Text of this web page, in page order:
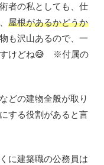
者の私としても、仕
屋根があるかどうか
も沢山あるので、一
すけどね😅 ※付属の
どの建物全般が取り
する役割があると言
に建築職の公務員は